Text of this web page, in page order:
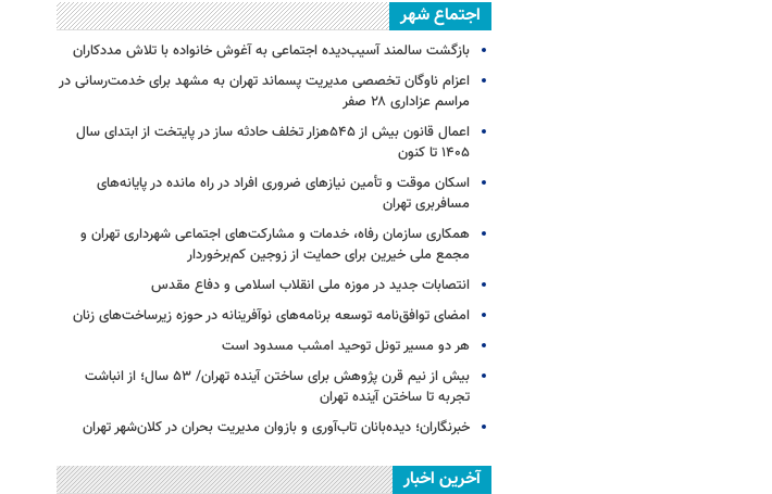
اجتماع شهر
بازگشت سالمند آسیب‌دیده اجتماعی به آغوش خانواده با تلاش مددکاران
اعزام ناوگان تخصصی مدیریت پسماند تهران به مشهد برای خدمت‌رسانی در
مراسم عزاداری ۲۸ صفر
اعمال قانون بیش از ۵۴۵هزار تخلف حادثه ساز در پایتخت از ابتدای سال
۱۴۰۵ تا کنون
اسکان موقت و تأمین نیازهای ضروری افراد در راه مانده در پایانه‌های
مسافربری تهران
همکاری سازمان رفاه، خدمات و مشارکت‌های اجتماعی شهرداری تهران و
مجمع ملی خیرین برای حمایت از زوجین کم‌برخوردار
انتصابات جدید در موزه ملی انقلاب اسلامی و دفاع مقدس
امضای توافق‌نامه توسعه برنامه‌های نوآفرینانه در حوزه زیرساخت‏‌های زنان
هر دو مسیر تونل توحید امشب مسدود است
بیش از نیم قرن پژوهش برای ساختن آینده تهران/ ۵۳ سال؛ از انباشت
تجربه تا ساختن آینده تهران
خبرنگاران؛ دیده‌بانان تاب‌آوری و بازوان مدیریت بحران در کلان‌شهر تهران
آخرین اخبار